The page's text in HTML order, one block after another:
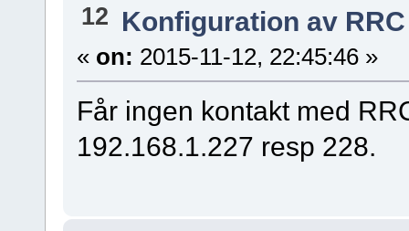
12 Konfiguration av
« on: 2015-11-12, 22:45:46 »
Får ingen kontakt med
192.168.1.227 resp 228.